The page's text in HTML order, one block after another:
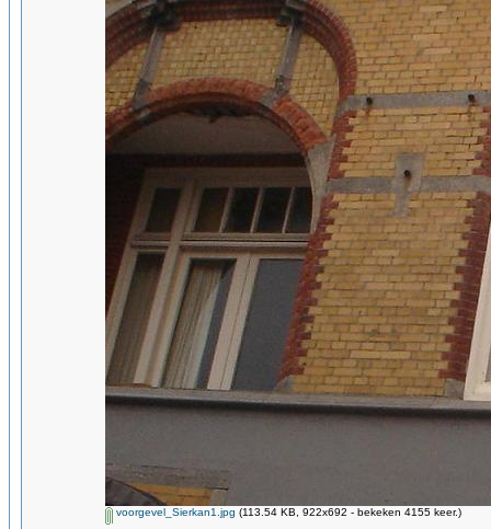
voorgevel_Sierkan1.jpg (113.54 KB, 922x692 - bekeken 4155 keer.)